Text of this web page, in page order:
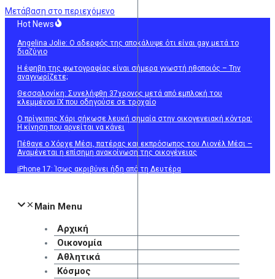
Μετάβαση στο περιεχόμενο
Hot News
Angelina Jolie: Ο αδερφός της αποκάλυψε ότι είναι gay μετά το
διαζύγιο
Η έφηβη της φωτογραφίας είναι σήμερα γνωστή ηθοποιός – Την
αναγνωρίζετε;
Θεσσαλονίκη: Συνελήφθη 37χρονος μετά από εμπλοκή του
κλεμμένου ΙΧ που οδηγούσε σε τροχαίο
Ο πρίγκιπας Χάρι σήκωσε λευκή σημαία στην οικογενειακή κόντρα:
Η κίνηση που αρνείται να κάνει
Πέθανε ο Χόρχε Μέσι, πατέρας και εκπρόσωπος του Λιονέλ Μέσι –
Αναμένεται η επίσημη ανακοίνωση της οικογένειας
iPhone 17: Ίσως ακριβύνει ήδη από τη Δευτέρα
Main Menu
Αρχική
Οικονομία
Αθλητικά
Κόσμος